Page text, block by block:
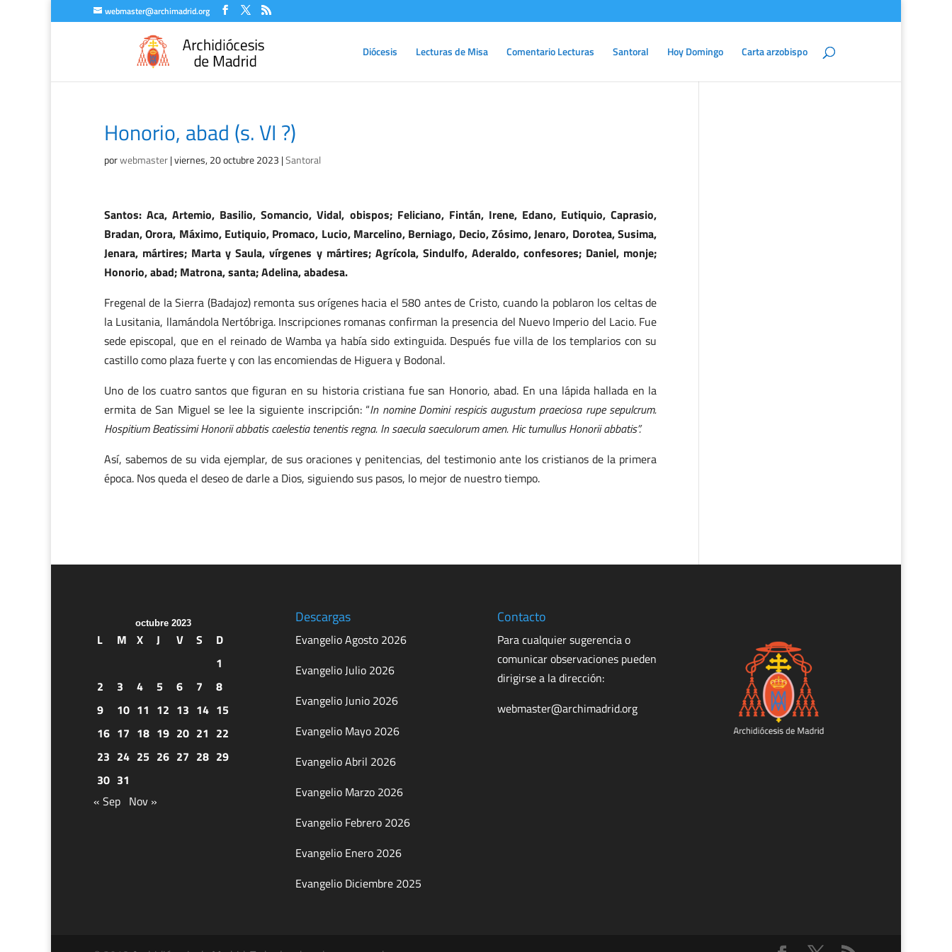
webmaster@archimadrid.org
Diócesis Lecturas de Misa Comentario Lecturas Santoral Hoy Domingo Carta arzobispo
Honorio, abad (s. VI ?)
porwebmaster|viernes, 20 octubre 2023 |Santoral
Santos: Aca, Artemio, Basilio, Somancio, Vidal, obispos; Feliciano, Fintán, Irene, Edano, Eutiquio, Caprasio,
Bradan, Orora, Máximo, Eutiquio, Promaco, Lucio, Marcelino, Berniago, Decio, Zósimo, Jenaro, Dorotea, Susima,
Jenara, mártires; Marta y Saula, vírgenes y mártires; Agrícola, Sindulfo, Aderaldo, confesores; Daniel, monje;
Honorio, abad; Matrona, santa; Adelina, abadesa.
Fregenal de la Sierra (Badajoz) remonta sus orígenes hacia el 580 antes de Cristo, cuando la poblaron los celtas de
la Lusitania, llamándola Nertóbriga. Inscripciones romanas confirman la presencia del Nuevo Imperio del Lacio. Fue
sede episcopal, que en el reinado de Wamba ya había sido extinguida. Después fue villa de los templarios con su
castillo como plaza fuerte y con las encomiendas de Higuera y Bodonal.
Uno de los cuatro santos que figuran en su historia cristiana fue san Honorio, abad. En una lápida hallada en la
ermita de San Miguel se lee la siguiente inscripción: “In nomine Domini respicis augustum praeciosa rupe sepulcrum.
Hospitium Beatissimi Honorii abbatis caelestia tenentis regna. In saecula saeculorum amen. Hic tumullus Honorii abbatis”.
Así, sabemos de su vida ejemplar, de sus oraciones y penitencias, del testimonio ante los cristianos de la primera
época. Nos queda el deseo de darle a Dios, siguiendo sus pasos, lo mejor de nuestro tiempo.
octubre 2023
L M X J V S
D
1
2
3 4 5 6 7
8
9
10 11 12 13 14 15
16 17 18 19 20 21 22
23 24 25 26 27 28 29
30 31
« Sep Nov »
Descargas
Evangelio Agosto 2026
Evangelio Julio 2026
Evangelio Junio 2026
Evangelio Mayo 2026
Evangelio Abril 2026
Evangelio Marzo 2026
Evangelio Febrero 2026
Evangelio Enero 2026
Evangelio Diciembre 2025
Contacto
Para cualquier sugerencia o
comunicar observaciones pueden
dirigirse a la dirección:
webmaster@archimadrid.org